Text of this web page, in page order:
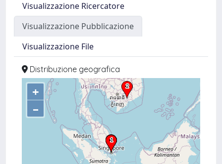
Visualizzazione Ricercatore
Visualizzazione Pubblicazione
Visualizzazione File
Distribuzione geografica
+
–